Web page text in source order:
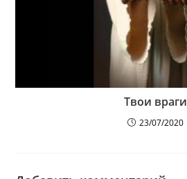
Твои враги
23/07/2020